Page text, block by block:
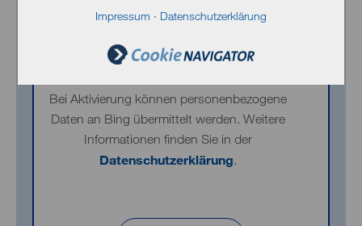
Impressum · Datenschutzerklärung
Inhalt von Bing Maps
Bei Aktivierung können personenbezogene
Daten an Bing übermittelt werden. Weitere
Informationen finden Sie in der
Datenschutzerklärung.